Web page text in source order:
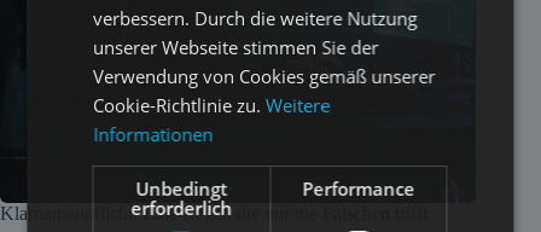
Klarnamenpflicht: Eine Regel, die nur die Falschen trifft
verbessern. Durch die weitere Nutzung
unserer Webseite stimmen Sie der
Verwendung von Cookies gemäß unserer
Cookie-Richtlinie zu.Weitere
Informationen
Unbedingt
erforderlich
Performance